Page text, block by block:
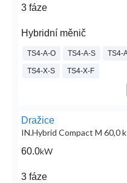
3 fáze
Hybridní měnič
TS4-A-O TS4-A-S TS4-
TS4-X-S TS4-X-F
Dražice
IN.Hybrid Compact M 60,0 k
60.0kW
3 fáze